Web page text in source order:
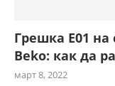
Грешка E01
Beko: как да
март 8, 2022